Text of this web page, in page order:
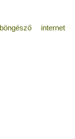
böngésző
internet